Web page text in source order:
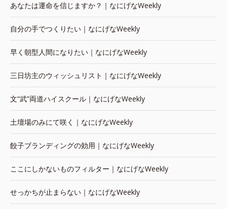
あなたは運命を信じますか？｜なにげなWeekly
自分の手でつくりたい｜なにげなWeekly
早く朝型人間になりたい｜なにげなWeekly
三日坊主のウィッシュリスト｜なにげなWeekly
文“武”両道ハイスクール｜なにげなWeekly
土壇場のみにて咲く｜なにげなWeekly
餃子ブランディングの効用｜なにげなWeekly
ここにしかないものフィルター｜なにげなWeekly
せっかちが止まらない｜なにげなWeekly